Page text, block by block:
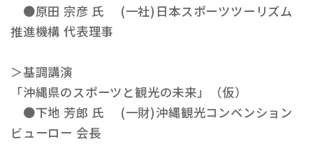
●原田 宗彦 氏 (一社)日本スポーツツーリズム
推進機構 代表理事
＞基調講演
「沖縄県のスポーツと観光の未来」（仮）
●下地 芳郎 氏 (一財)沖縄観光コンベンション
ビューロー 会長